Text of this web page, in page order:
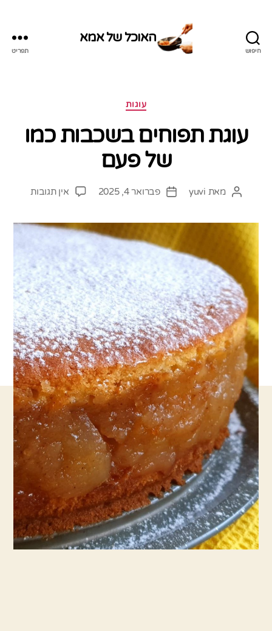
חיפוש
האוכל של אמא
תפריט
קטגוריותעוגות
עוגת תפוחים בשכבות כמו
של פעם
המחבר
מאת yuvi
תאריךפברואר 4, 2025 אין תגובותעל
פעם